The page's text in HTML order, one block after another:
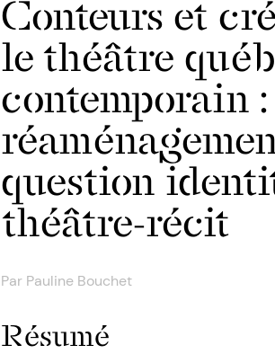
Conteurs et
le théâtre
contemporain
question
théâtre-récit
Par Pauline Bouchet
Résumé